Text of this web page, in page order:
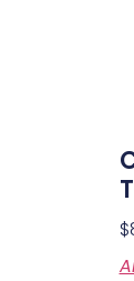
$